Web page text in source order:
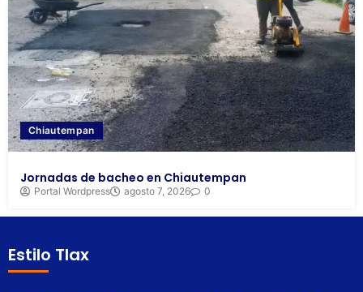
Chiautempan
Jornadas de bacheo en Chiautempan
Portal Wordpress agosto 7, 2026 0
Estilo Tlax